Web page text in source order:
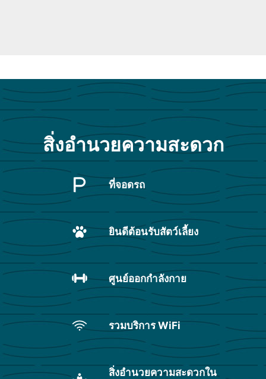
สิ่งอำนวยความสะดวก
ที่จอดรถ
ยินดีต้อนรับสัตว์เลี้ยง
ศูนย์ออกกำลังกาย
รวมบริการ WiFi
สิ่งอำนวยความสะดวกใน